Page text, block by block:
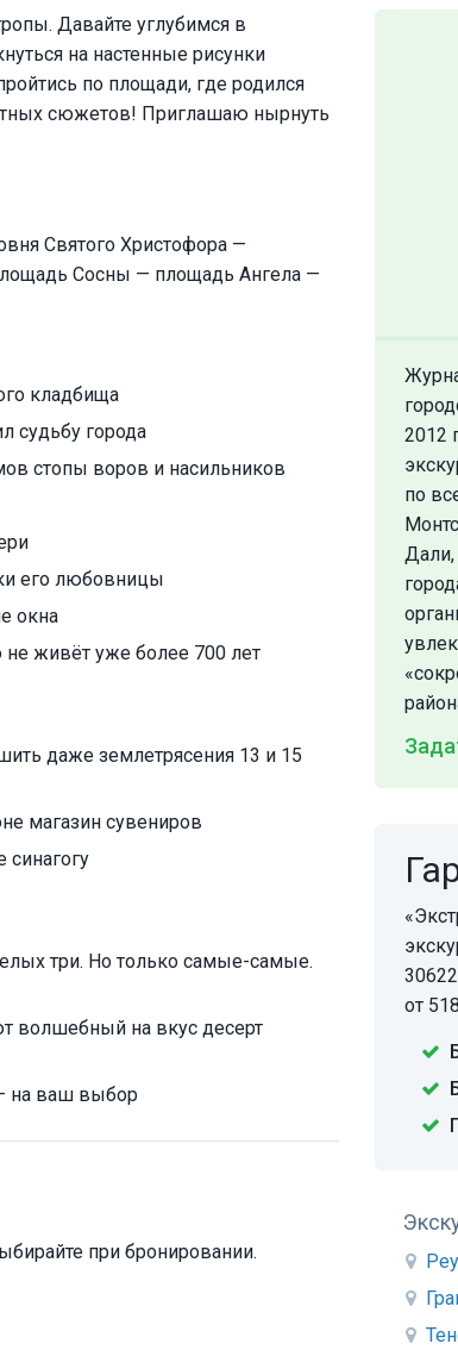
Давайте углубимся в
на настенные рисунки
по площади, где родился
сюжетов! Приглашаю нырнуть
Святого Христофора —
Сосны — площадь Ангела —
кладбища
судьбу города
стопы воров и насильников
его любовницы
окна
не живёт уже более 700 лет
даже землетрясения 13 и 15
магазин сувениров
три. Но только самые-самые.
волшебный на вкус десерт
на ваш выбор
при бронировании.
2012
по
от